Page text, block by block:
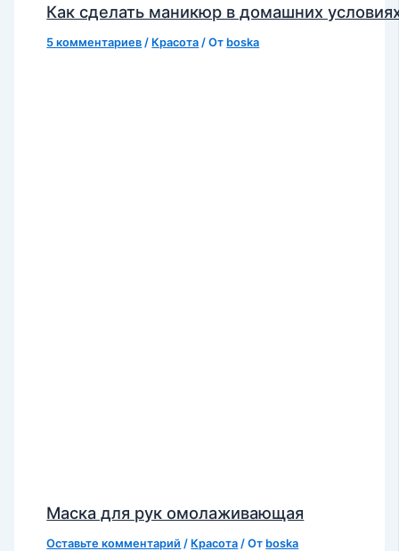
Как сделать маникюр в домашних
5 комментариев / Красота / От boska
Маска для рук омолаживающая
Оставьте комментарий / Красота / От boska